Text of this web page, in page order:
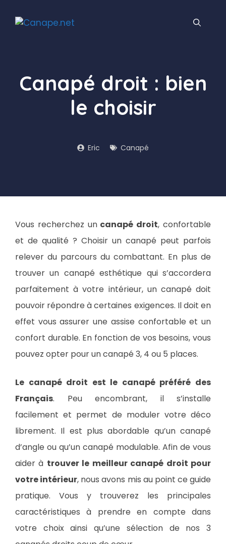
Canapé droit : bien
le choisir
Eric Canapé
Vous recherchez uncanapé droit, confortable
et de qualité ? Choisir un canapé peut parfois
relever du parcours du combattant. En plus de
trouver un canapé esthétique qui s’accordera
parfaitement à votre intérieur, un canapé doit
pouvoir répondre à certaines exigences. Il doit en
effet vous assurer une assise confortable et un
confort durable. En fonction de vos besoins, vous
pouvez opter pour un canapé 3, 4 ou 5 places.
Le canapé droit est le canapé préféré des
Français. Peu encombrant, il s’installe
facilement et permet de moduler votre déco
librement. Il est plus abordable qu’un canapé
d’angle ou qu’un canapé modulable. Afin de vous
aider à trouver le meilleur canapé droit pour
votre intérieur, nous avons mis au point ce guide
pratique. Vous y trouverez les principales
caractéristiques à prendre en compte dans
votre choix ainsi qu’une sélection de nos 3